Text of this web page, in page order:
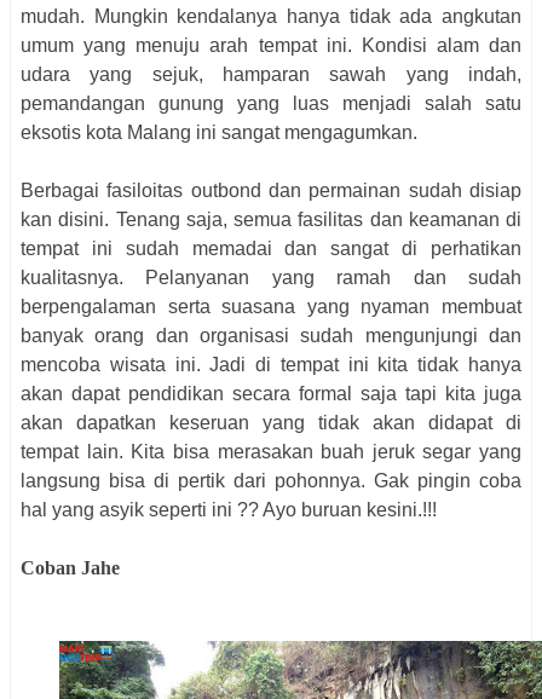
mudah. Mungkin kendalanya hanya tidak ada angkutan
umum yang menuju arah tempat ini. Kondisi alam dan
udara yang sejuk, hamparan sawah yang indah,
pemandangan gunung yang luas menjadi salah satu
eksotis kota Malang ini sangat mengagumkan.
Berbagai fasiloitas outbond dan permainan sudah disiap
kan disini. Tenang saja, semua fasilitas dan keamanan di
tempat ini sudah memadai dan sangat di perhatikan
kualitasnya. Pelanyanan yang ramah dan sudah
berpengalaman serta suasana yang nyaman membuat
banyak orang dan organisasi sudah mengunjungi dan
mencoba wisata ini. Jadi di tempat ini kita tidak hanya
akan dapat pendidikan secara formal saja tapi kita juga
akan dapatkan keseruan yang tidak akan didapat di
tempat lain. Kita bisa merasakan buah jeruk segar yang
langsung bisa di pertik dari pohonnya. Gak pingin coba
hal yang asyik seperti ini ?? Ayo buruan kesini.!!!
Coban Jahe